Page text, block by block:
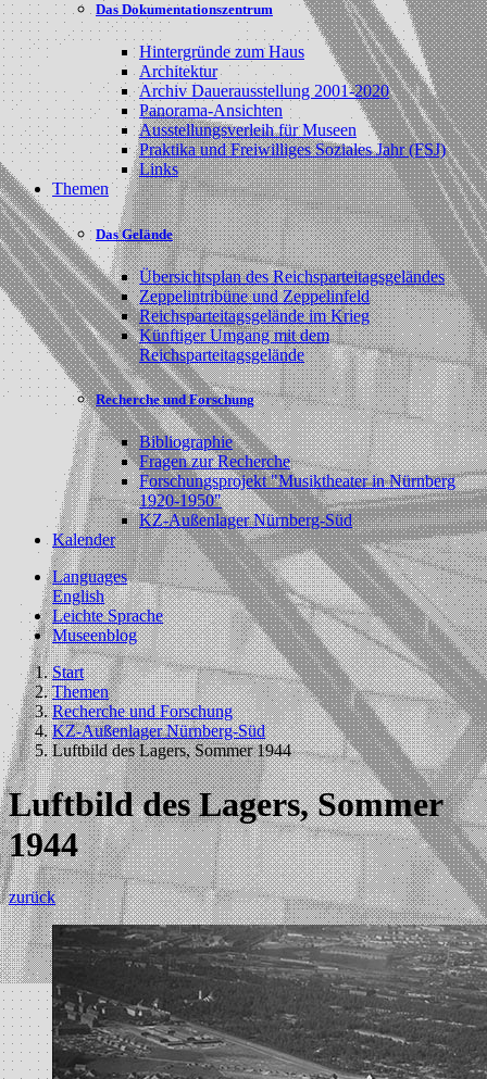
Das Dokumentationszentrum
Hintergründe zum Haus
Architektur
Archiv Dauerausstellung 2001-2020
Panorama-Ansichten
Ausstellungsverleih für Museen
Praktika und Freiwilliges Soziales Jahr (FSJ)
Links
Themen
Das Gelände
Übersichtsplan des Reichsparteitagsgeländes
Zeppelintribüne und Zeppelinfeld
Reichsparteitagsgelände im Krieg
Künftiger Umgang mit dem
Reichsparteitagsgelände
Recherche und Forschung
Bibliographie
Fragen zur Recherche
Forschungsprojekt "Musiktheater in Nürnberg
1920-1950"
KZ-Außenlager Nürnberg-Süd
Kalender
Languages
English
Leichte Sprache
Museenblog
Start
Themen
Recherche und Forschung
KZ-Außenlager Nürnberg-Süd
Luftbild des Lagers, Sommer 1944
Luftbild des Lagers, Sommer
1944
zurück